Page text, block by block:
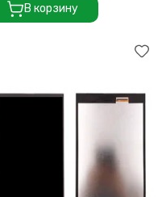
В корзину